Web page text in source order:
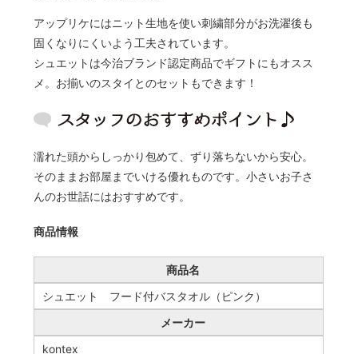
アップリケにはニット生地を使い刺繍部分がお洗濯後も
固くなりにくいよう工夫されています。
シュエットは今治ブランド認定商品でギフトにもオスス
メ。お揃いのスタイとのセットもできます！
濡れた頭からしっかり包めて、ずり落ちないから安心。
そのままお部屋までいける優れものです。小さいお子さ
んのお世話にはおすすめです。
商品情報
商品名
シュエット フード付バスタオル（ピンク）
メーカー
kontex